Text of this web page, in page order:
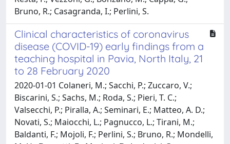
Bruno, R.; Casagranda, I.; Perlini, S.
Clinical characteristics of coronavirus
disease (COVID-19) early findings from a
teaching hospital in Pavia, North Italy, 21
to 28 February 2020
2020-01-01 Colaneri, M.; Sacchi, P.; Zuccaro, V.;
Biscarini, S.; Sachs, M.; Roda, S.; Pieri, T. C.;
Valsecchi, P.; Piralla, A.; Seminari, E.; Matteo, A. D.;
Novati, S.; Maiocchi, L.; Pagnucco, L.; Tirani, M.;
Baldanti, F.; Mojoli, F.; Perlini, S.; Bruno, R.; Mondelli,